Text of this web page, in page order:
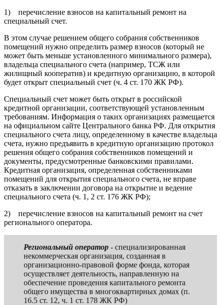
1) перечисление взносов на капитальный ремонт на
специальный счет.
В этом случае решением общего собрания собственников
помещений нужно определить размер взносов (который не
может быть меньше установленного минимального размера),
владельца специального счета (например, ТСЖ или
жилищный кооператив) и кредитную организацию, в которой
будет открыт специальный счет (ч. 4 ст. 170 ЖК РФ).
Специальный счет может быть открыт в российской
кредитной организации, соответствующей установленным
требованиям. Информация о таких организациях размещается
на официальном сайте Центрального банка РФ. Для открытия
специального счета лицу, определенному в качестве владельца
счета, нужно предъявить в кредитную организацию протокол
решения общего собрания собственников помещений и
документы, предусмотренные банковскими правилами.
Кредитная организация, определенная собственниками
помещений для открытия специального счета, не вправе
отказать в заключении договора на открытие и ведение
специального счета (ч. 1, 2 ст. 176 ЖК РФ);
2) перечисление взносов на капитальный ремонт на счет
регионального оператора.
Региональный оператор - специализированная
некоммерческая организация, созданная в
организационно-правовой форме фонда, которая
осуществляет деятельность, направленную на
обеспечение проведения капитального ремонта
общего имущества в многоквартирных домах (п.
16.5 ст. 12, ч. 1 ст. 178 ЖК РФ)